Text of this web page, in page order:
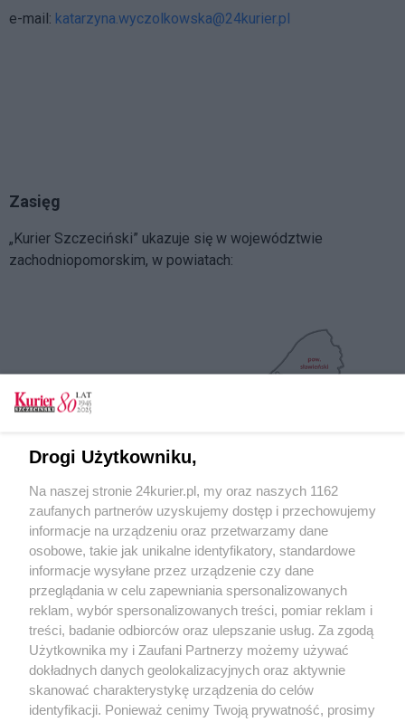
e-mail: katarzyna.wyczolkowska@24kurier.pl
Zasięg
„Kurier Szczeciński” ukazuje się w województwie
zachodniopomorskim, w powiatach:
Drogi Użytkowniku,
Na naszej stronie 24kurier.pl, my oraz naszych 1162
zaufanych partnerów uzyskujemy dostęp i przechowujemy
informacje na urządzeniu oraz przetwarzamy dane
osobowe, takie jak unikalne identyfikatory, standardowe
informacje wysyłane przez urządzenie czy dane
przeglądania w celu zapewniania spersonalizowanych
reklam, wybór spersonalizowanych treści, pomiar reklam i
treści, badanie odbiorców oraz ulepszanie usług. Za zgodą
Użytkownika my i Zaufani Partnerzy możemy używać
dokładnych danych geolokalizacyjnych oraz aktywnie
skanować charakterystykę urządzenia do celów
identyfikacji. Ponieważ cenimy Twoją prywatność, prosimy